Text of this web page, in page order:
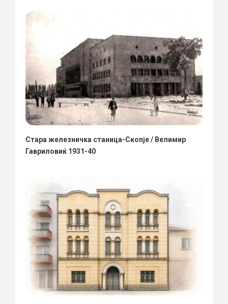
Стара железничка станица-Скопје / Велимир
Гавриловиќ 1931-40